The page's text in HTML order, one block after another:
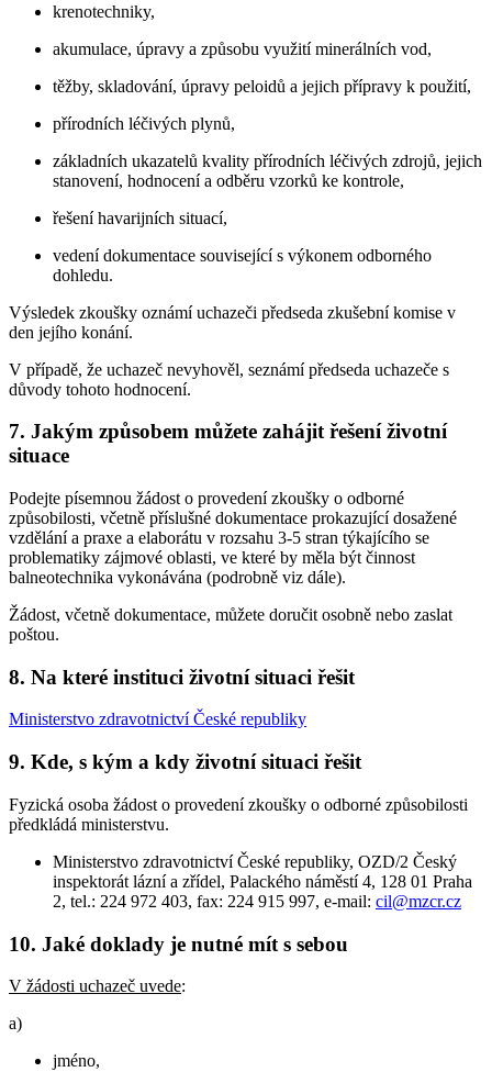
krenotechniky,
akumulace, úpravy a způsobu využití minerálních vod,
těžby, skladování, úpravy peloidů a jejich přípravy k použití,
přírodních léčivých plynů,
základních ukazatelů kvality přírodních léčivých zdrojů, jejich
stanovení, hodnocení a odběru vzorků ke kontrole,
řešení havarijních situací,
vedení dokumentace související s výkonem odborného
dohledu.
Výsledek zkoušky oznámí uchazeči předseda zkušební komise v
den jejího konání.
V případě, že uchazeč nevyhověl, seznámí předseda uchazeče s
důvody tohoto hodnocení.
7. Jakým způsobem můžete zahájit řešení životní
situace
Podejte písemnou žádost o provedení zkoušky o odborné
způsobilosti, včetně příslušné dokumentace prokazující dosažené
vzdělání a praxe a elaborátu v rozsahu 3-5 stran týkajícího se
problematiky zájmové oblasti, ve které by měla být činnost
balneotechnika vykonávána (podrobně viz dále).
Žádost, včetně dokumentace, můžete doručit osobně nebo zaslat
poštou.
8. Na které instituci životní situaci řešit
Ministerstvo zdravotnictví České republiky
9. Kde, s kým a kdy životní situaci řešit
Fyzická osoba žádost o provedení zkoušky o odborné způsobilosti
předkládá ministerstvu.
Ministerstvo zdravotnictví České republiky, OZD/2 Český
inspektorát lázní a zřídel, Palackého náměstí 4, 128 01 Praha
2, tel.: 224 972 403, fax: 224 915 997, e-mail: cil@mzcr.cz
10. Jaké doklady je nutné mít s sebou
V žádosti uchazeč uvede:
a)
jméno,